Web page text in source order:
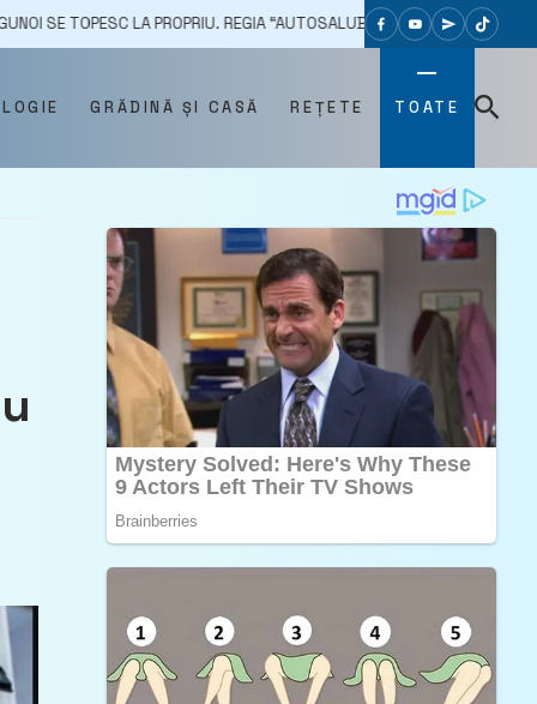
LA PROPRIU. REGIA “AUTOSALUBRITATE” TRAGE UN SEMNAL DE
GRĂDINĂ ȘI CASĂ REȚETE TOATE